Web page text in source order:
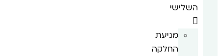
השלישי
מניעת
החלקה